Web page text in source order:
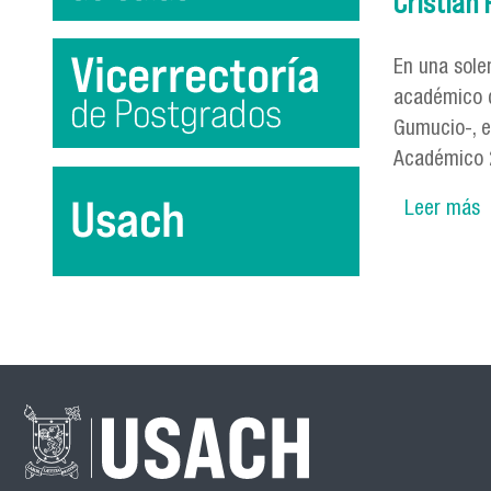
En una
académico
Gumucio-,
Académico
Leer más